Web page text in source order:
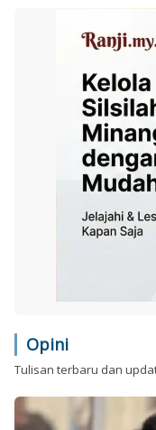
Opini
Tulisan terbaru dan